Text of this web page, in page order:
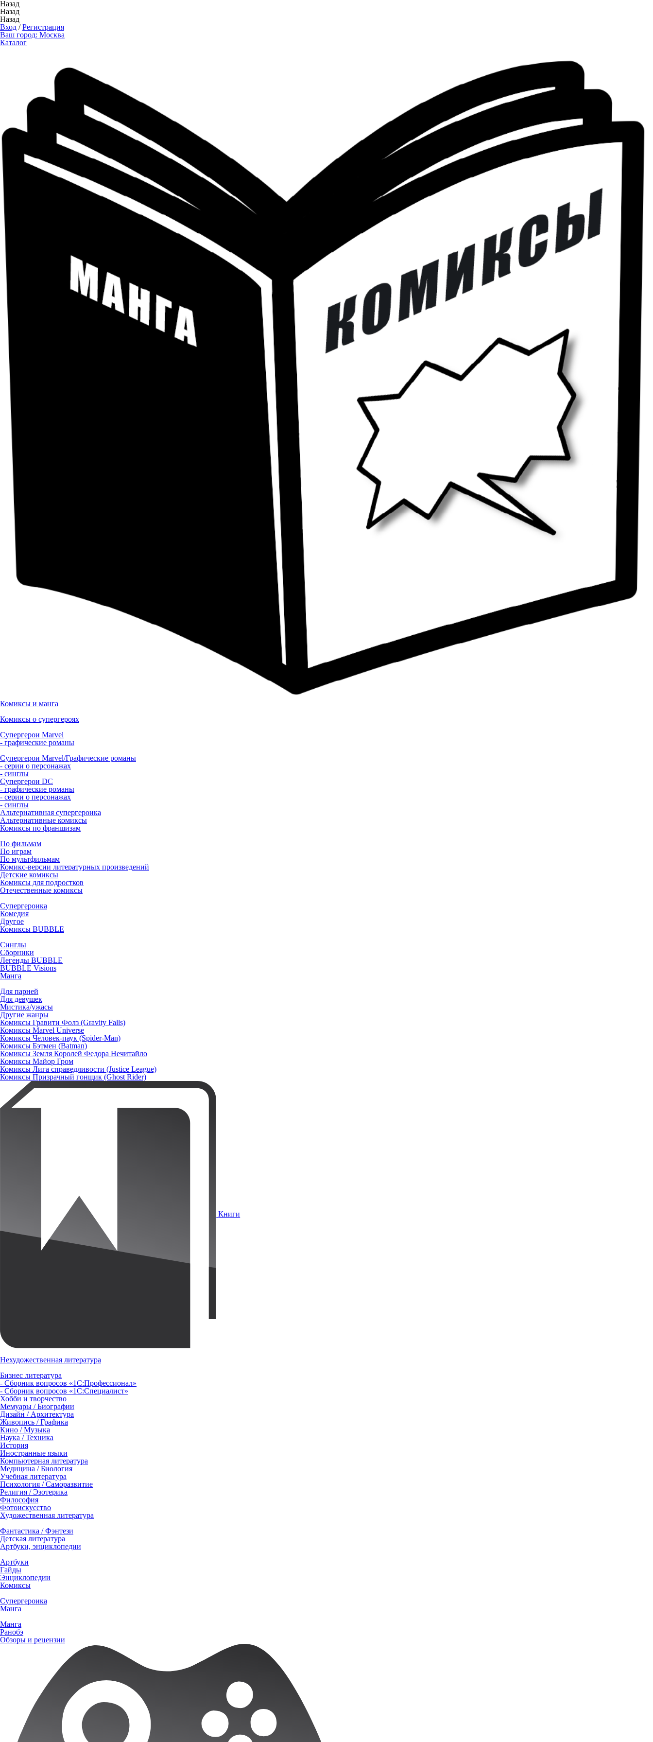
Назад
Назад
Назад
Вход /Регистрация
Ваш город: Москва
Каталог
Комиксы и манга
Комиксы о супергероях
Супергерои Marvel
- графические романы
Супергерои Marvel/Графические романы
- серии о персонажах
- синглы
Супергерои DC
- графические романы
- серии о персонажах
- синглы
Альтернативная супергероика
Альтернативные комиксы
Комиксы по франшизам
По фильмам
По играм
По мультфильмам
Комикс-версии литературных произведений
Детские комиксы
Комиксы для подростков
Отечественные комиксы
Супергероика
Комедия
Другое
Комиксы BUBBLE
Синглы
Сборники
Легенды BUBBLE
BUBBLE Visions
Манга
Для парней
Для девушек
Мистика/ужасы
Другие жанры
Комиксы Гравити Фолз (Gravity Falls)
Комиксы Marvel Universe
Комиксы Человек-паук (Spider-Man)
Комиксы Бэтмен (Batman)
Комиксы Земля Королей Федора Нечитайло
Комиксы Майор Гром
Комиксы Лига справедливости (Justice League)
Комиксы Призрачный гонщик (Ghost Rider)
Книги
Нехудожественная литература
Бизнес литература
- Сборник вопросов «1С:Профессионал»
- Сборник вопросов «1С:Специалист»
Хобби и творчество
Мемуары / Биографии
Дизайн / Архитектура
Живопись / Графика
Кино / Музыка
Наука / Техника
История
Иностранные языки
Компьютерная литература
Медицина / Биология
Учебная литература
Психология / Саморазвитие
Религия / Эзотерика
Философия
Фотоискусство
Художественная литература
Фантастика / Фэнтези
Детская литература
Артбуки, энциклопедии
Артбуки
Гайды
Энциклопедии
Комиксы
Супергероика
Манга
Манга
Ранобэ
Обзоры и рецензии